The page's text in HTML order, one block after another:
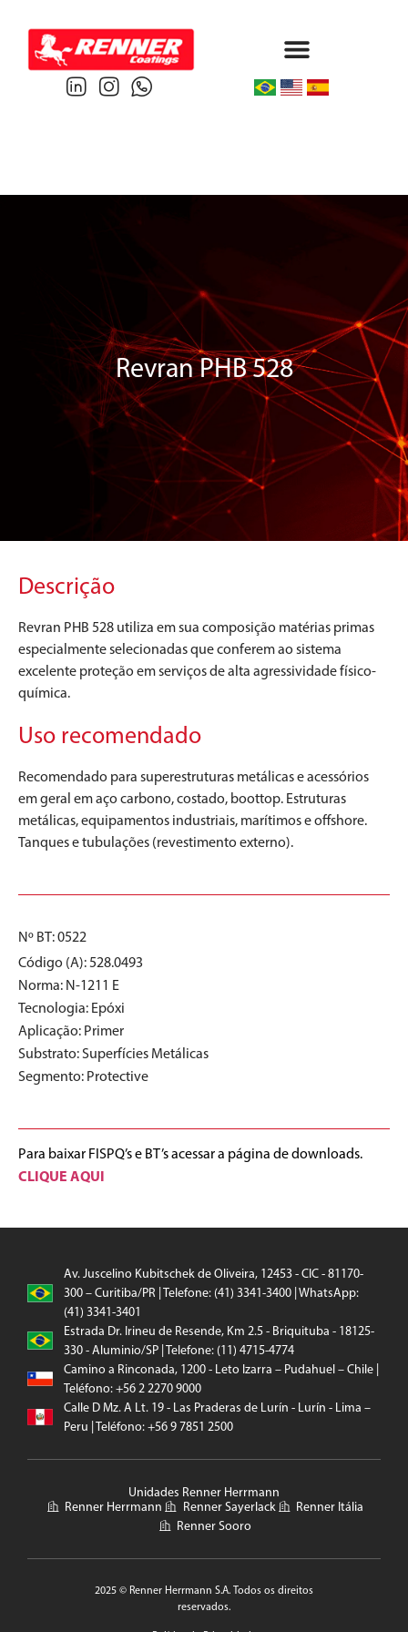
Revran PHB 528
Descrição
Revran PHB 528 utiliza em sua composição matérias primas
especialmente selecionadas que conferem ao sistema
excelente proteção em serviços de alta agressividade físico-
química.
Uso recomendado
Recomendado para superestruturas metálicas e acessórios
em geral em aço carbono, costado, boottop. Estruturas
metálicas, equipamentos industriais, marítimos e offshore.
Tanques e tubulações (revestimento externo).
Nº BT: 0522
Código (A): 528.0493
Norma: N-1211 E
Tecnologia: Epóxi
Aplicação: Primer
Substrato:Superfícies Metálicas
Segmento: Protective
Para baixar FISPQ’s e BT’s acessar a página de downloads.
CLIQUE AQUI
Av. Juscelino Kubitschek de Oliveira, 12453 - CIC - 81170-
300 – Curitiba/PR | Telefone: (41) 3341-3400 | WhatsApp:
(41) 3341-3401
Estrada Dr. Irineu de Resende, Km 2.5 - Briquituba - 18125-
330 - Aluminio/SP | Telefone: (11) 4715-4774
Camino a Rinconada, 1200 - Leto Izarra – Pudahuel – Chile |
Teléfono: +56 2 2270 9000
Calle D Mz. A Lt. 19 - Las Praderas de Lurín - Lurín - Lima –
Peru | Teléfono: +56 9 7851 2500
Unidades Renner Herrmann
Renner Herrmann
Renner Sayerlack
Renner Itália
Renner Sooro
2025 © Renner Herrmann S.A. Todos os direitos
reservados.